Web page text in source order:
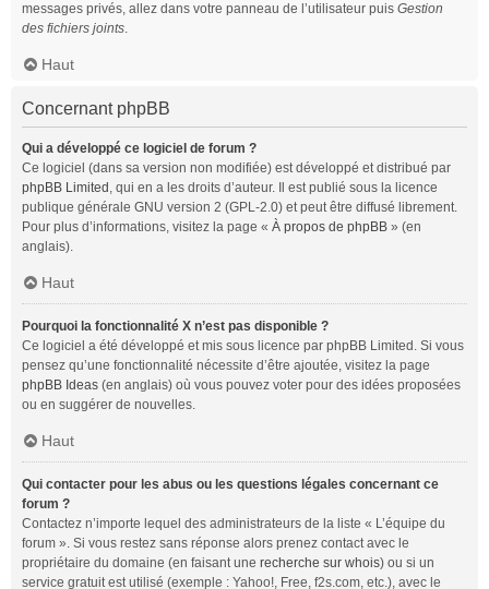
messages privés, allez dans votre panneau de l’utilisateur puis Gestion
des fichiers joints.
Haut
Concernant phpBB
Qui a développé ce logiciel de forum ?
Ce logiciel (dans sa version non modifiée) est développé et distribué par
phpBB Limited , qui en a les droits d’auteur. Il est publié sous la licence
publique générale GNU version 2 (GPL-2.0) et peut être diffusé librement.
Pour plus d’informations, visitez la page « À propos de phpBB » (en
anglais).
Haut
Pourquoi la fonctionnalité X n’est pas disponible ?
Ce logiciel a été développé et mis sous licence par phpBB Limited. Si vous
pensez qu’une fonctionnalité nécessite d’être ajoutée, visitez la page
phpBB Ideas (en anglais) où vous pouvez voter pour des idées proposées
ou en suggérer de nouvelles.
Haut
Qui contacter pour les abus ou les questions légales concernant ce
forum ?
Contactez n’importe lequel des administrateurs de la liste « L’équipe du
forum ». Si vous restez sans réponse alors prenez contact avec le
propriétaire du domaine (en faisant une recherche sur whois) ou si un
service gratuit est utilisé (exemple : Yahoo!, Free, f2s.com, etc.), avec le